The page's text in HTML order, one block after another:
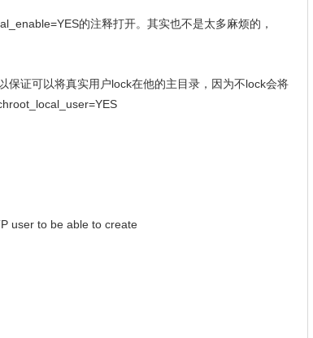
的注释打开。其实也不是太多麻烦的，
证可以将真实用户lock在他的主目录，因为不lock会将
user to be able to create